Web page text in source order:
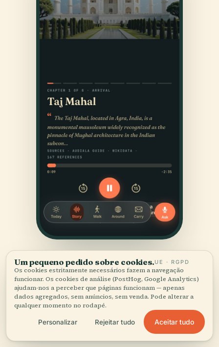
FONTES
Verificado, e mostrado.
Um pequeno pedido sobre cookies.UE · RGPD
Os cookies estritamente necessários fazem a navegação
funcionar. Os cookies de análise (PostHog, Google Analytics)
ajudam-nos a perceber que páginas funcionam — apenas
dados agregados, sem anúncios, sem venda. Pode alterar a
qualquer momento no rodapé.
Personalizar Rejeitar tudo Aceitar tudo